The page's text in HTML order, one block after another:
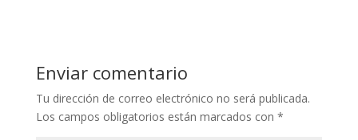
Enviar comentario
Tu dirección de correo electrónico no será publicada.
Los campos obligatorios están marcados con *